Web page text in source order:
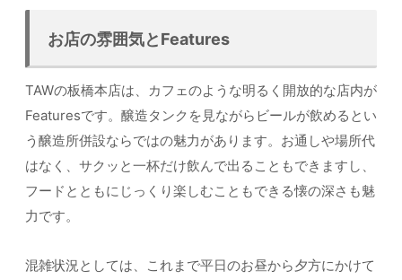
お店の雰囲気とFeatures
TAWの板橋本店は、カフェのような明るく開放的な店内が
Featuresです。醸造タンクを見ながらビールが飲めるとい
う醸造所併設ならではの魅力があります。お通しや場所代
はなく、サクッと一杯だけ飲んで出ることもできますし、
フードとともにじっくり楽しむこともできる懐の深さも魅
力です。
混雑状況としては、これまで平日のお昼から夕方にかけて